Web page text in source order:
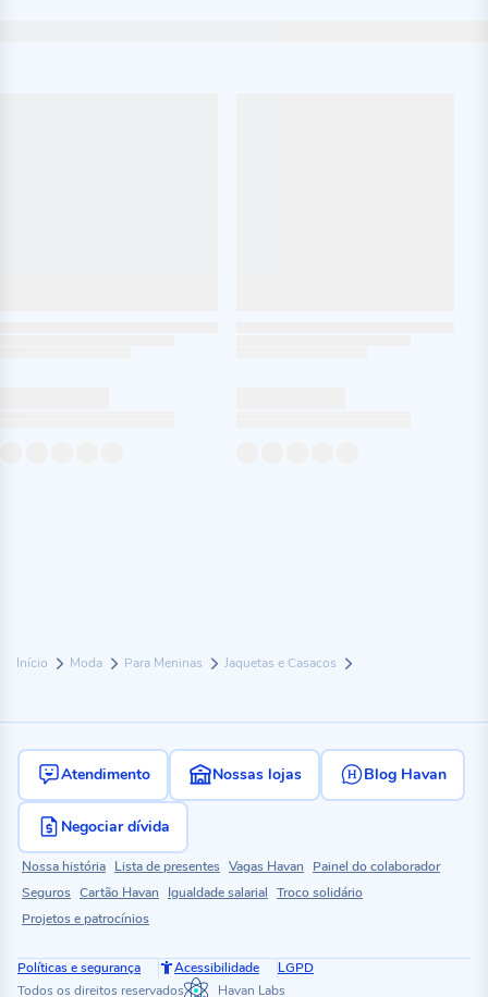
Início Moda Para Meninas Jaquetas e Casacos
Atendimento Nossas lojas Blog Havan
Negociar dívida
Nossa história Lista de presentes Vagas Havan
Painel do colaborador
Seguros Cartão Havan Igualdade salarial Troco solidário
Projetos e patrocínios
Políticas e segurança Acessibilidade
LGPD
Todos os direitos reservados
Havan Labs